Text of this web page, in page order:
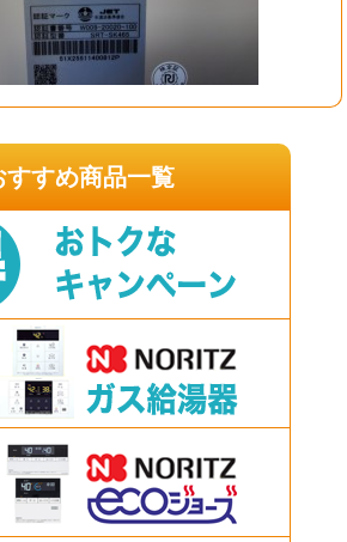
すすめ商品一覧